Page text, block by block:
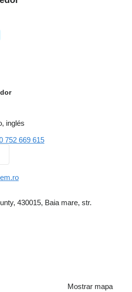
inglés
752 669 615
430015, Baia mare, str.
Mostrar mapa